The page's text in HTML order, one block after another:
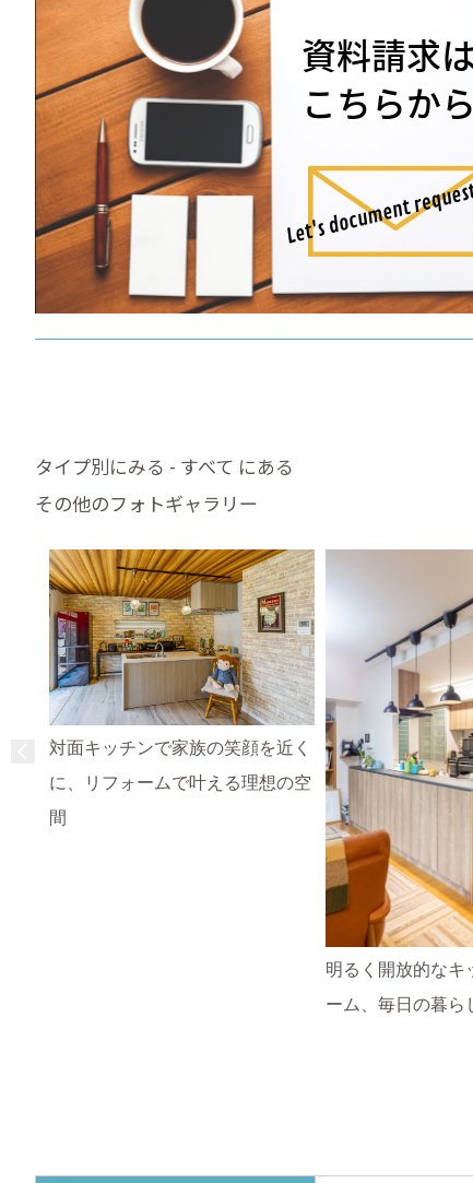
タイプ別にみる - すべて にある
その他のフォトギャラリー
対面キッチンで家族の笑顔を近く
に、リフォームで叶える理想の空
間
明るく開放的なキ
ーム、毎日の暮ら